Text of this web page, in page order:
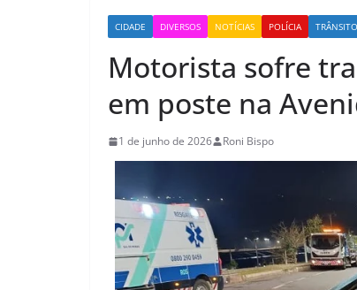
CIDADE DIVERSOS NOTÍCIAS POLÍCIA TRÂNSITO
Motorista sofre
em poste na
1 de junho de 2026 Roni Bispo